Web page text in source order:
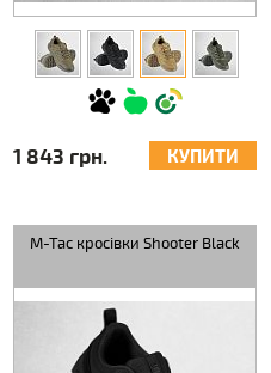
1 843 грн. КУПИТИ
M-Tac кросівки Shooter Black